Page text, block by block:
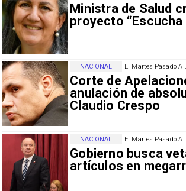
Ministra de Salud
proyecto “Escucha
El Martes Pasado A
Corte de
anulación de
Claudio Crespo
NACIONAL
El Martes Pasado A
Gobierno busca
artículos en
NACIONAL